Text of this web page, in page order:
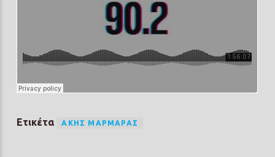
Ετικέτα ΆΚΗΣ ΜΑΡΜΑΡΆΣ